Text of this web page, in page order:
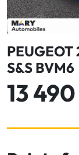
S&S BVM6
13